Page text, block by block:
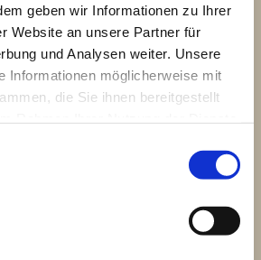
geben wir Informationen zu Ihrer
Website an unsere Partner für
und Analysen weiter. Unsere
Informationen möglicherweise mit
die Sie ihnen bereitgestellt
Entwicklung realisieren
um deine Brand
auf dem Markt zu
und die passenden
für deine Zielgruppe zu
kreieren.